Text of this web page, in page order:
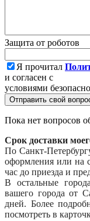
Защита от роботов
Я прочитал
и согласен с
условиями
Отправить свой
Пока нет вопросов
Срок доставки
По Санкт-
оформления или на
час до приезда и
В остальные
вашего города от
дней. Более
посмотреть в